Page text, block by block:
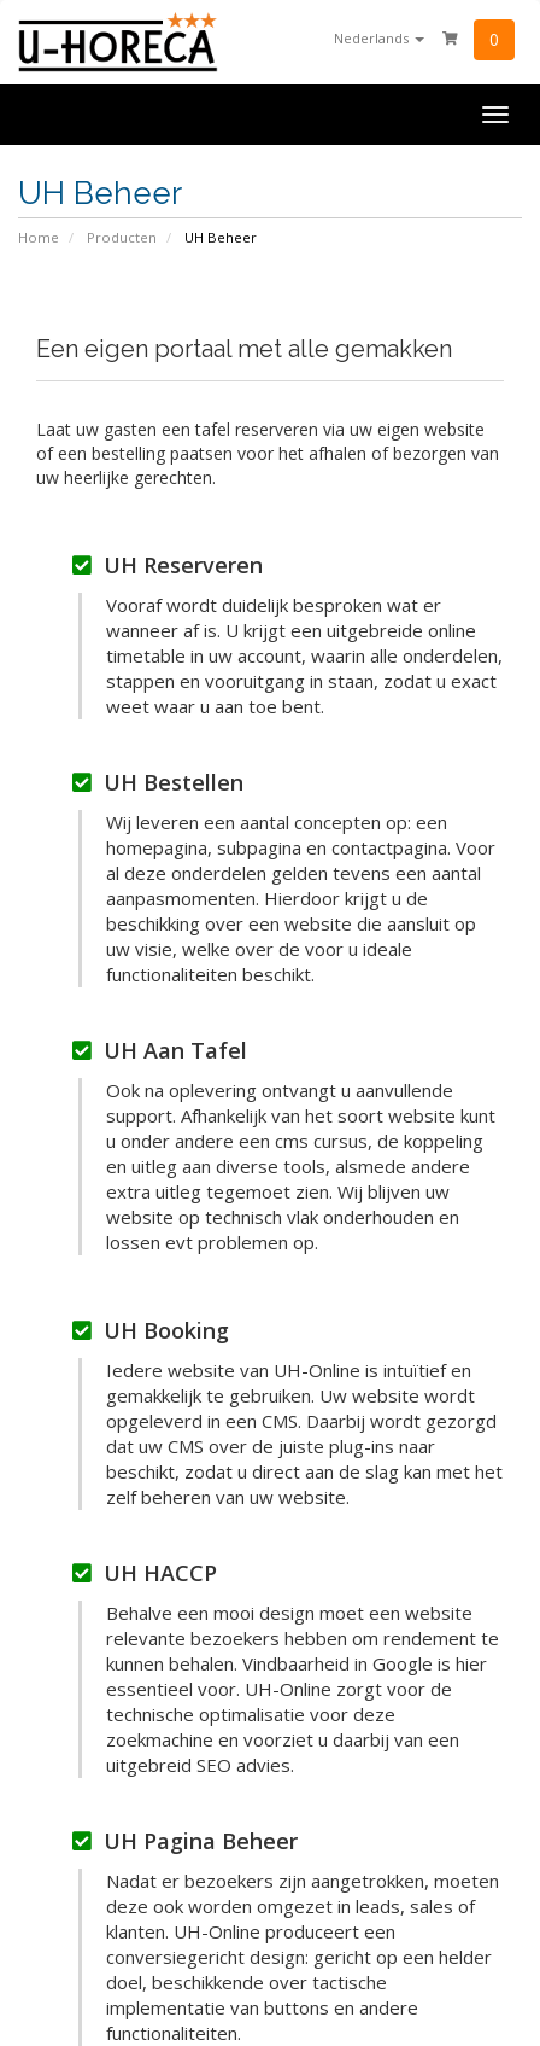
Nederlands 0
UH Beheer
Home Producten UH Beheer
Een eigen portaal met alle gemakken
Laat uw gasten een tafel reserveren via uw eigen website
of een bestelling paatsen voor het afhalen of bezorgen van
uw heerlijke gerechten.
UH Reserveren
Vooraf wordt duidelijk besproken wat er
wanneer af is. U krijgt een uitgebreide online
timetable in uw account, waarin alle onderdelen,
stappen en vooruitgang in staan, zodat u exact
weet waar u aan toe bent.
UH Bestellen
Wij leveren een aantal concepten op: een
homepagina, subpagina en contactpagina. Voor
al deze onderdelen gelden tevens een aantal
aanpasmomenten. Hierdoor krijgt u de
beschikking over een website die aansluit op
uw visie, welke over de voor u ideale
functionaliteiten beschikt.
UH Aan Tafel
Ook na oplevering ontvangt u aanvullende
support. Afhankelijk van het soort website kunt
u onder andere een cms cursus, de koppeling
en uitleg aan diverse tools, alsmede andere
extra uitleg tegemoet zien. Wij blijven uw
website op technisch vlak onderhouden en
lossen evt problemen op.
UH Booking
Iedere website van UH-Online is intuïtief en
gemakkelijk te gebruiken. Uw website wordt
opgeleverd in een CMS. Daarbij wordt gezorgd
dat uw CMS over de juiste plug-ins naar
beschikt, zodat u direct aan de slag kan met het
zelf beheren van uw website.
UH HACCP
Behalve een mooi design moet een website
relevante bezoekers hebben om rendement te
kunnen behalen. Vindbaarheid in Google is hier
essentieel voor. UH-Online zorgt voor de
technische optimalisatie voor deze
zoekmachine en voorziet u daarbij van een
uitgebreid SEO advies.
UH Pagina Beheer
Nadat er bezoekers zijn aangetrokken, moeten
deze ook worden omgezet in leads, sales of
klanten. UH-Online produceert een
conversiegericht design: gericht op een helder
doel, beschikkende over tactische
implementatie van buttons en andere
functionaliteiten.